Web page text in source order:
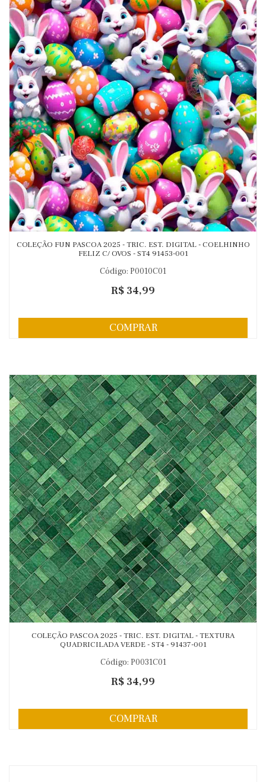
COLEÇÃO FUN PASCOA 2025 - TRIC. EST. DIGITAL - COELHINHO
FELIZ C/ OVOS - ST4 91453-001
Código: P0010C01
R$ 34,99
COMPRAR
COLEÇÃO PASCOA 2025 - TRIC. EST. DIGITAL - TEXTURA
QUADRICILADA VERDE - ST4 - 91437-001
Código: P0031C01
R$ 34,99
COMPRAR